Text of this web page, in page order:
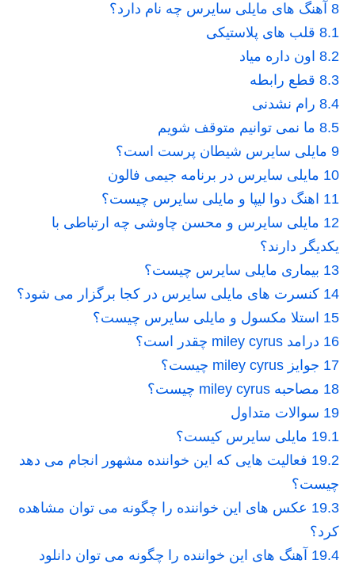
8 آهنگ های مایلی سایرس چه نام دارد؟
8.1 قلب های پلاستیکی
8.2 اون داره میاد
8.3 قطع رابطه
8.4 رام نشدنی
8.5 ما نمی توانیم متوقف شویم
9 مایلی سایرس شیطان پرست است؟
10 مایلی سایرس در برنامه جیمی فالون
11 اهنگ دوا لیپا و مایلی سایرس چیست؟
12 مایلی سایرس و محسن چاوشی چه ارتباطی با
یکدیگر دارند؟
13 بیماری مایلی سایرس چیست؟
14 کنسرت های مایلی سایرس در کجا برگزار می شود؟
15 استلا مکسول و مایلی سایرس چیست؟
16 درامد miley cyrus چقدر است؟
17 جوایز miley cyrus چیست؟
18 مصاحبه miley cyrus چیست؟
19 سوالات متداول
19.1 مایلی سایرس کیست؟
19.2 فعالیت هایی که این خواننده مشهور انجام می دهد
چیست؟
19.3 عکس های این خواننده را چگونه می توان مشاهده
کرد؟
19.4 آهنگ های این خواننده را چگونه می توان دانلود